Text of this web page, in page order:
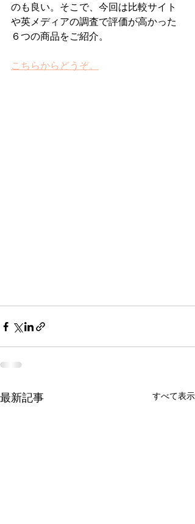
のも良い。そこで、今回は比較サイト
や英メディアの調査で評価が高かった
６つの商品をご紹介。
こちらからどうぞ。
最新記事 すべて表示